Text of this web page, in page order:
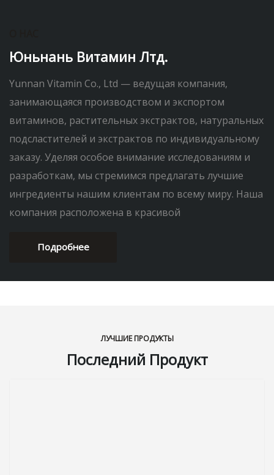
Юньнань Витамин Лтд.
Yunnan Vitamin Co., Ltd — ведущая компания,
занимающаяся производством и экспортом
витаминов, растительных экстрактов, натуральных
подсластителей и экстрактов по индивидуальному
заказу. Уделяя особое внимание исследованиям и
разработкам, мы стремимся предлагать лучшие
ингредиенты нашим клиентам по всему миру. Наша
компания расположена в красивой
Подробнее
ЛУЧШИЕ ПРОДУКТЫ
Последний Продукт